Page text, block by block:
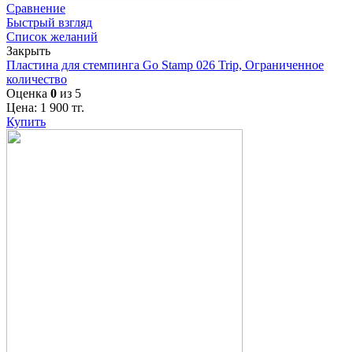
Сравнение
Быстрый взгляд
Список желаний
Закрыть
Пластина для стемпинга Go Stamp 026 Trip, Ограниченное
количество
Оценка 0 из 5
Цена: 1 900 тг.
Купить